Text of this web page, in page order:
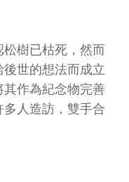
樹已枯死，然而
世的想法而成立
其作為紀念物完善
人造訪，雙手合